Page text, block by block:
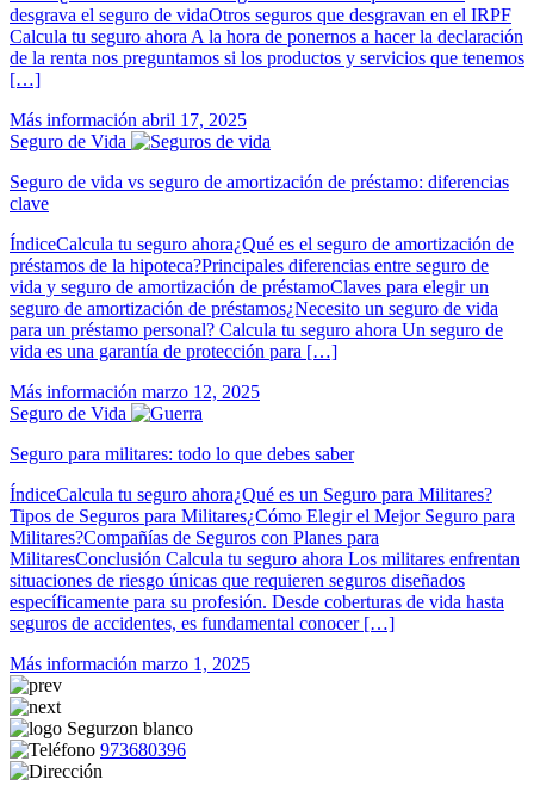
desgrava el seguro de vidaOtros seguros que desgravan en el IRPF
Calcula tu seguro ahora A la hora de ponernos a hacer la declaración
de la renta nos preguntamos si los productos y servicios que tenemos
[…]
Más información abril 17, 2025
Seguro de Vida
Seguro de vida vs seguro de amortización de préstamo: diferencias
clave
ÍndiceCalcula tu seguro ahora¿Qué es el seguro de amortización de
préstamos de la hipoteca?Principales diferencias entre seguro de
vida y seguro de amortización de préstamoClaves para elegir un
seguro de amortización de préstamos¿Necesito un seguro de vida
para un préstamo personal? Calcula tu seguro ahora Un seguro de
vida es una garantía de protección para […]
Más información marzo 12, 2025
Seguro de Vida
Seguro para militares: todo lo que debes saber
ÍndiceCalcula tu seguro ahora¿Qué es un Seguro para Militares?
Tipos de Seguros para Militares¿Cómo Elegir el Mejor Seguro para
Militares?Compañías de Seguros con Planes para
MilitaresConclusión Calcula tu seguro ahora Los militares enfrentan
situaciones de riesgo únicas que requieren seguros diseñados
específicamente para su profesión. Desde coberturas de vida hasta
seguros de accidentes, es fundamental conocer […]
Más información marzo 1, 2025
973680396